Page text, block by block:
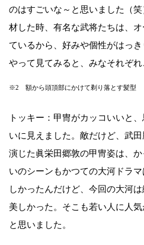
のはすごいな～と思いました（
材した時、有名な武将たちは、
ているから、好みや個性がはっ
やって見てみると、みなそれぞれ
※2 額から頭頂部にかけて剃り落とす髪型
トッキー：甲冑がカッコいいと
いに見えました。敵だけど、武
演じた眞栄田郷敦の甲冑姿は、
いのシーンもかつての大河ドラ
しかったんだけど、今回の大河
美しかった。そこも若い人に人
と思いました。